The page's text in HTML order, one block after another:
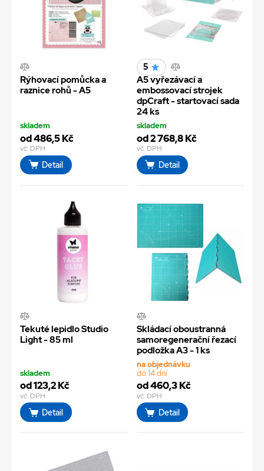
Rýhovací pomůcka a
raznice rohů - A5
skladem
od 486,5 Kč
vč. DPH
Detail
5
A5 vyřezávací a
embossovací strojek
dpCraft - startovací sada
24 ks
skladem
od 2 768,8 Kč
vč. DPH
Detail
Tekuté lepidlo Studio
Light - 85 ml
skladem
od 123,2 Kč
vč. DPH
Detail
Skládací oboustranná
samoregenerační řezací
podložka A3 - 1 ks
na objednávku
do 14 dní
od 460,3 Kč
vč. DPH
Detail